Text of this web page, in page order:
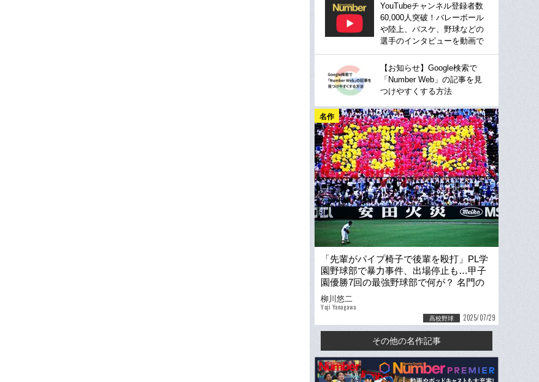
YouTubeチャンネル登録者数
60,000人突破！バレーボール
や陸上、バスケ、野球などの
選手のインタビューを動画で
【お知らせ】Google検索で
「Number Web」の記事を見
つけやすくする方法
名作
「先輩がパイプ椅子で後輩を殴打」PL学
園野球部で暴力事件、出場停止も…甲子
園優勝7回の最強野球部で何が？ 名門の
崩壊がはじまった日
柳川悠二
Yuji Yanagawa
高校野球 2025/07/29
その他の名作記事